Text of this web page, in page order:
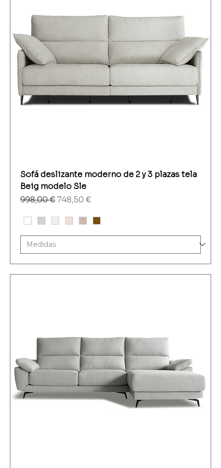
Sofá deslizante moderno de 2 y 3 plazas tela
Beig modelo Sle
Precio
998,00 €Precio de oferta
748,50 €